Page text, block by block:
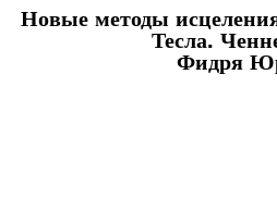
Новые методы
Тесла.
Фидря